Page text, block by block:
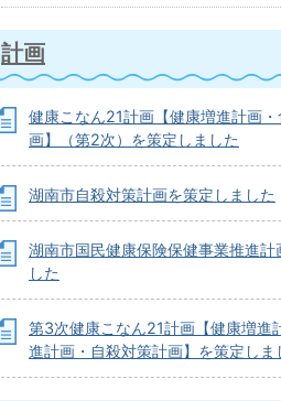
計画
健康こなん21計画【健康増進計画
画】（第2次）を策定しました
湖南市自殺対策計画を策定しました
湖南市国民健康保険保健事業推進計
した
第3次健康こなん21計画【健康増進
進計画・自殺対策計画】を策定しま